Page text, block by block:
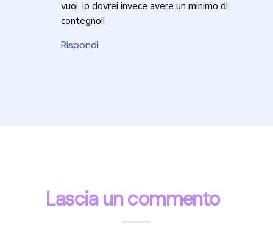
vuoi, io dovrei invece avere un minimo di
contegno!!
Rispondi
Lascia un commento